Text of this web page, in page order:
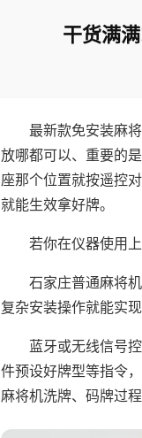
干货满
最新款免安装麻
放哪都可以、重要的
座那个位置就按遥控
就能生效拿好牌。
若你在仪器使用
石家庄普通麻将
复杂安装操作就能实
蓝牙或无线信号
件预设好牌型等指令
麻将机洗牌、码牌过